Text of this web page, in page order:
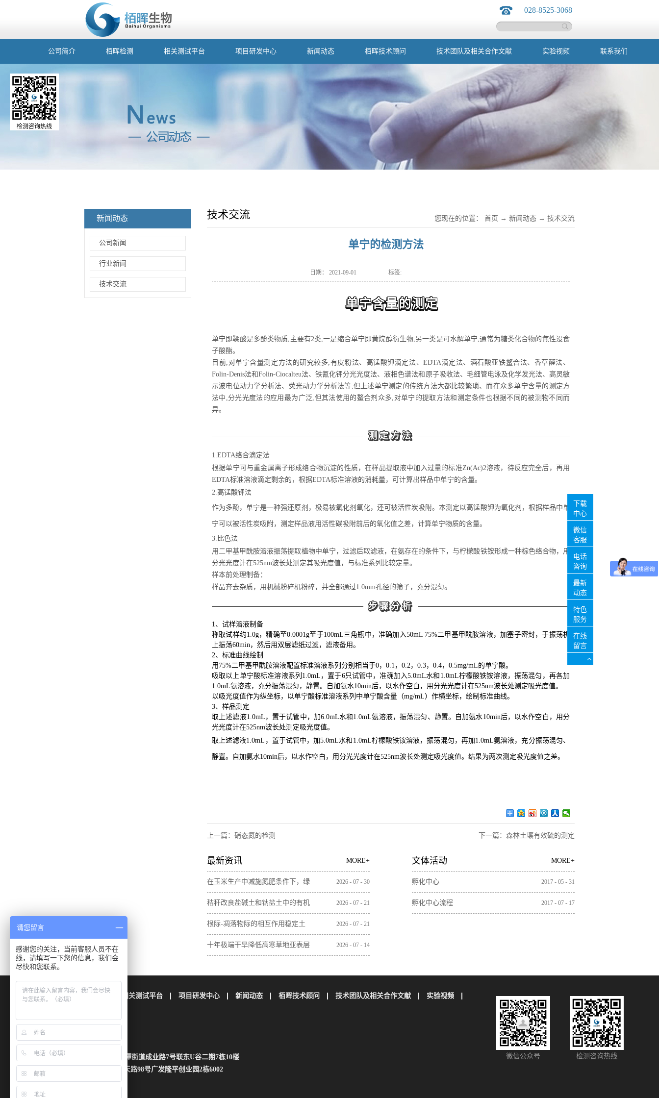
028-8525-3068
公司简介 栢晖检测 相关测试平台 项目研发中心 新闻动态 栢晖技术顾问 技术团队及相关合作文献 实验视频 联系我们
新闻动态
公司新闻
行业新闻
技术交流
技术交流 您现在的位置： 首页 → 新闻动态 → 技术交流
单宁的检测方法
日期： 2021-09-01 标签:
单宁含量的测定
单宁即鞣酸是多酚类物质,主要有2类,一是缩合单宁即黄烷醇衍生物,另一类是可水解单宁,通常为糖类化合物的焦性没食
子酸酯。
目前,对单宁含量测定方法的研究较多,有皮粉法、高锰酸钾滴定法、EDTA滴定法、酒石酸亚铁鳌合法、香草醛法、
Folin-Denis法和Folin-Ciocalteu法、铁氰化钾分光光度法、液相色谱法和原子吸收法、毛细管电泳及化学发光法、高灵敏
示波电位动力学分析法、荧光动力学分析法等,但上述单宁测定的传统方法大都比较繁琐、而在众多单宁含量的测定方
法中,分光光度法的应用最为广泛,但其法使用的鳌合剂众多,对单宁的提取方法和测定条件也根据不同的被测物不同而
异。
测定方法
1.EDTA络合滴定法
根据单宁可与重金属离子形成络合物沉淀的性质，在样品提取液中加入过量的标准Zn(Ac)2溶液，待反应完全后，再用
EDTA标准溶液滴定剩余的，根据EDTA标准溶液的消耗量，可计算出样品中单宁的含量。
2.高锰酸钾法
作为多酚，单宁是一种强还原剂，极易被氧化剂氧化，还可被活性炭吸附。本测定以高锰酸钾为氧化剂，根据样品中单
宁可以被活性炭吸附，测定样品液用活性碳吸附前后的氧化值之差，计算单宁物质的含量。
3.比色法
用二甲基甲酰胺溶液振荡提取植物中单宁，过滤后取滤液，在氨存在的条件下，与柠檬酸铁铵形成一种棕色络合物，用
分光光度计在525nm波长处测定其吸光度值，与标准系列比较定量。
样本前处理制备：
样品弃去杂质，用机械粉碎机粉碎，并全部通过1.0mm孔径的筛子，充分混匀。
步骤分析
1、试样溶液制备
称取试样约1.0g，精确至0.0001g至于100mL三角瓶中，准确加入50mL 75%二甲基甲酰胺溶液，加塞子密封，于振荡机
上振荡60min，然后用双层滤纸过滤，滤液备用。
2、标准曲线绘制
用75%二甲基甲酰胺溶液配置标准溶液系列分别相当于0，0.1，0.2，0.3，0.4，0.5mg/mL的单宁酸。
吸取以上单宁酸标准溶液系列1.0mL，置于6只试管中，准确加入5.0mL水和1.0mL柠檬酸铁铵溶液，振荡混匀，再各加
1.0mL氨溶液，充分振荡混匀，静置。自加氨水10min后，以水作空白，用分光光度计在525nm波长处测定吸光度值。
以吸光度值作为纵坐标，以单宁酸标准溶液系列中单宁酸含量（mg/mL）作横坐标，绘制标准曲线。
3、样品测定
取上述滤液1.0mL，置于试管中，加6.0mL水和1.0mL氨溶液，振荡混匀、静置。自加氨水10min后，以水作空白，用分
光光度计在525nm波长处测定吸光度值。
取上述滤液1.0mL，置于试管中，加5.0mL水和1.0mL柠檬酸铁铵溶液，振荡混匀，再加1.0mL氨溶液，充分振荡混匀、
静置。自加氨水10min后，以水作空白，用分光光度计在525nm波长处测定吸光度值。结果为两次测定吸光度值之差。
上一篇： 硝态氮的检测 下一篇： 森林土壤有效硫的测定
最新资讯 MORE+
在玉米生产中减施氮肥条件下，绿
肥间作增加土壤微生物残体和木质
素含量
2026 - 07 - 30
秸秆改良盐碱土和钠盐土中的有机
与无机碳损失
2026 - 07 - 21
根际-凋落物际的相互作用稳定土
壤碳取决于植物凋落物的特性
2026 - 07 - 21
十年极端干旱降低高寒草地亚表层 2026 - 07 - 14
文体活动 MORE+
孵化中心 2017 - 05 - 31
孵化中心流程 2017 - 07 - 17
微信公众号 检测咨询热线
公司简介 相关测试平台 项目研发中心 新闻动态 栢晖技术顾问 技术团队及相关合作文献
实验视频
地址：四川省成都市成华区龙潭街道成业路7号联东U谷二期7栋10楼
湖南省长沙市芙蓉区雄天路98号广发隆平创业园2栋6002
官方热线：028 8525 3068
投诉电话：18181920125
下载
中心
微信
客服
电话
咨询
最新
动态
特色
服务
在线
留言
检测咨询热线
请您留言
感谢您的关注，当前客服人员不在
线，请填写一下您的信息，我们会
尽快和您联系。